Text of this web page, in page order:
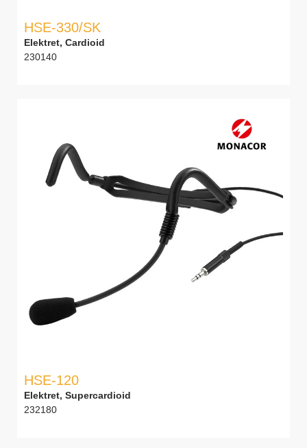
HSE-330/SK
Elektret, Cardioid
230140
HSE-120
Elektret, Supercardioid
232180